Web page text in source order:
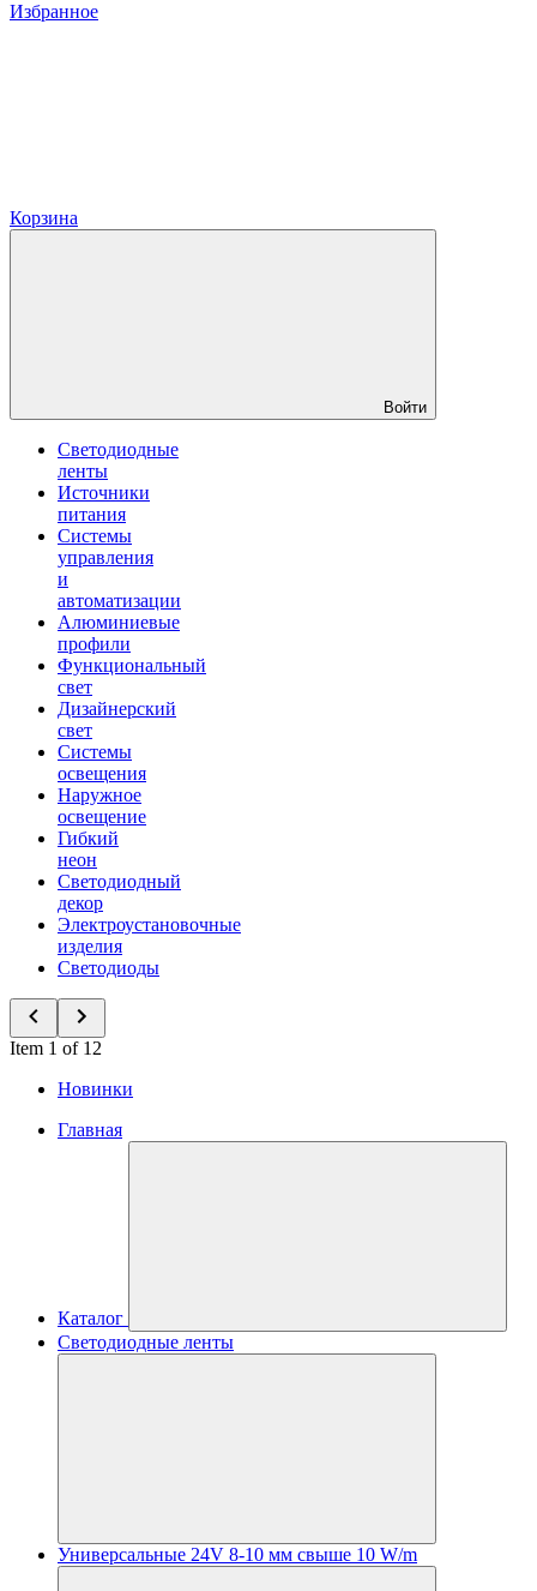
Избранное
Корзина
Войти
Светодиодные
ленты
Источники
питания
Системы
управления
и
автоматизации
Алюминиевые
профили
Функциональный
свет
Дизайнерский
свет
Системы
освещения
Наружное
освещение
Гибкий
неон
Светодиодный
декор
Электроустановочные
изделия
Светодиоды
Item 1 of 12
Новинки
Главная
Каталог
Светодиодные ленты
Универсальные 24V 8-10 мм свыше 10 W/m